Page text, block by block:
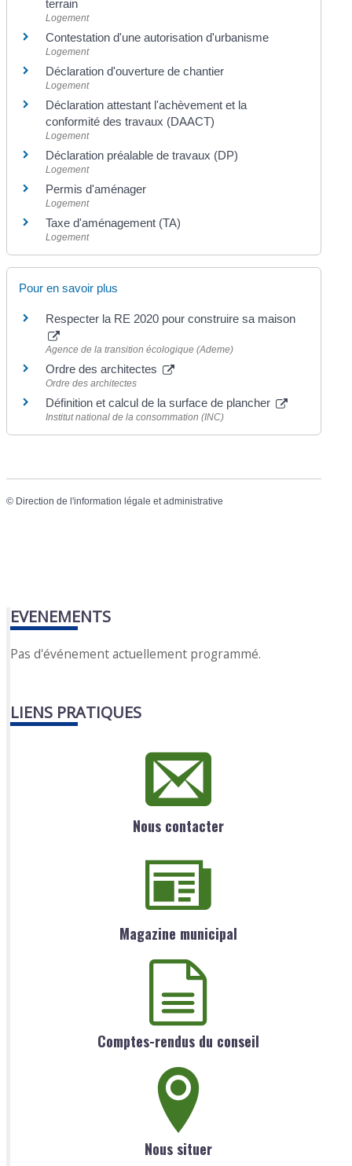
terrain
Logement
Contestation d'une autorisation d'urbanisme
Logement
Déclaration d'ouverture de chantier
Logement
Déclaration attestant l'achèvement et la
conformité des travaux (DAACT)
Logement
Déclaration préalable de travaux (DP)
Logement
Permis d'aménager
Logement
Taxe d'aménagement (TA)
Logement
Pour en savoir plus
Respecter la RE 2020 pour construire sa maison
Agence de la transition écologique (Ademe)
Ordre des architectes
Ordre des architectes
Définition et calcul de la surface de plancher
Institut national de la consommation (INC)
© Direction de l'information légale et administrative
EVENEMENTS
Pas d'événement actuellement programmé.
LIENS PRATIQUES
Nous contacter
Magazine municipal
Comptes-rendus du conseil
Nous situer